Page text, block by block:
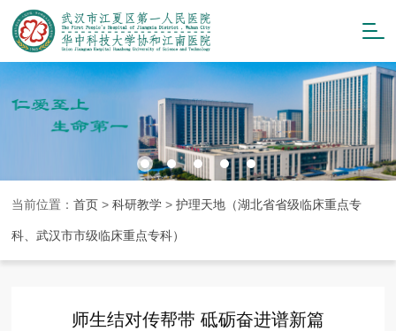
当前位置：首页 >科研教学 >护理天地（湖北省省级临床重点专
科、武汉市市级临床重点专科）
师生结对传帮带 砥砺奋进谱新篇